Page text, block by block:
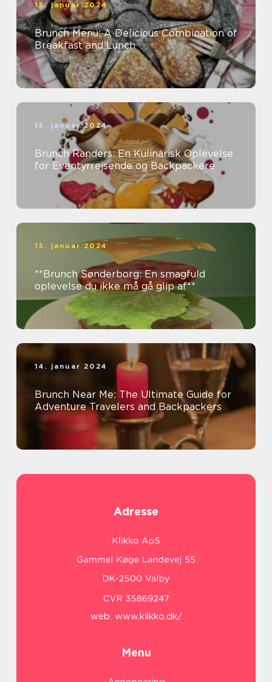
15. januar 2024
Brunch Menu: A Delicious Combination of
Breakfast and Lunch
15. januar 2024
Brunch Randers: En Kulinarisk Oplevelse
for Eventyrrejsende og Backpackere
15. januar 2024
**Brunch Sønderborg: En smagfuld
oplevelse du ikke må gå glip af**
14. januar 2024
Brunch Near Me: The Ultimate Guide for
Adventure Travelers and Backpackers
Adresse
web: www.klikko.dk/
Menu